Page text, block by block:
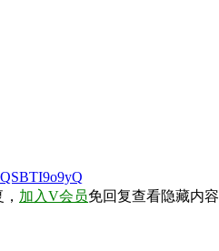
加入V会员免回复查看隐藏内容